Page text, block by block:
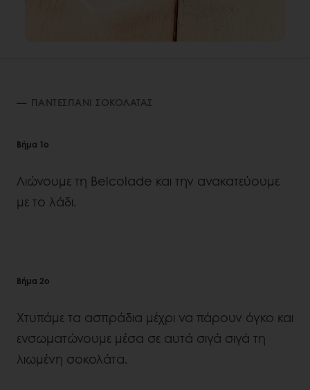
ΠΑΝΤΕΣΠΑΝΙ ΣΟΚΟΛΑΤΑΣ
Βήμα 1ο
Λιώνουμε τη Belcolade και την ανακατεύουμε
με το λάδι.
Βήμα 2ο
Χτυπάμε τα ασπράδια μέχρι να πάρουν όγκο και
ενσωματώνουμε μέσα σε αυτά σιγά σιγά τη
λιωμένη σοκολάτα.